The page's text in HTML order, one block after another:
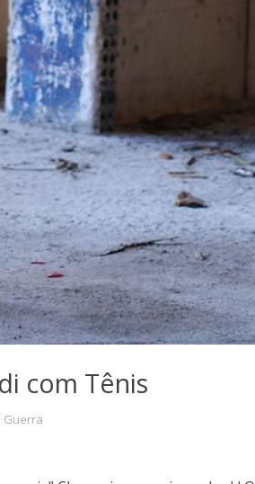
com Tênis
Guerra